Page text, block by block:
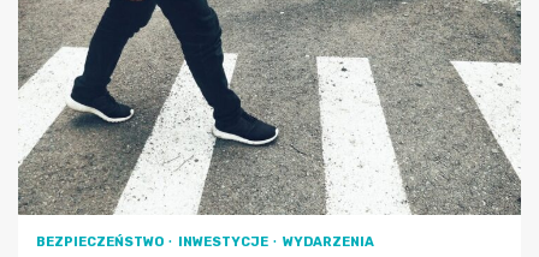
BEZPIECZEŃSTWO INWESTYCJE WYDARZENIA